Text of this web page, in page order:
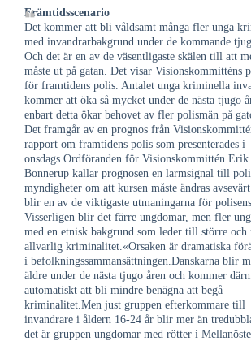
Främtidsscenario
Det kommer att bli våldsamt många fler unga
med invandrarbakgrund under de kommande
Och det är en av de väsentligaste skälen till att
måste ut på gatan. Det visar Visionskommitténs
för framtidens polis. Antalet unga kriminella
kommer att öka så mycket under de nästa tjugo
enbart detta ökar behovet av fler polismän på
Det framgår av en prognos från
rapport om framtidens polis som presenterades i
onsdags.Ordföranden för Visionskommittén Erik
Bonnerup kallar prognosen en larmsignal till
myndigheter om att kursen måste ändras
blir en av de viktigaste utmaningarna för
Visserligen blir det färre ungdomar, men fler
med en etnisk bakgrund som leder till större och
allvarlig kriminalitet.«Orsaken är dramatiska
i befolkningssammansättningen.Danskarna blir
äldre under de nästa tjugo åren och kommer
automatiskt att bli mindre benägna att begå
kriminalitet.Men just gruppen efterkommare till
invandrare i åldern 16-24 år blir mer än
det är gruppen ungdomar med rötter i